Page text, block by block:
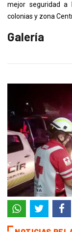
mejor seguridad a
colonias y zona
Galería